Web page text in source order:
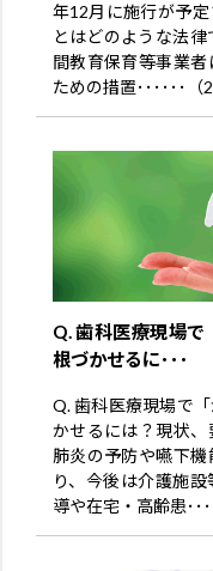
年12月に施行が予定
とはどのような法
間教育保育等事業
ための措置･･････（
Q. 歯科医療現場
根づかせるに･･･
Q. 歯科医療現場で
かせるには？現状
肺炎の予防や嚥下
り、今後は介護施
導や在宅・高齢患･･